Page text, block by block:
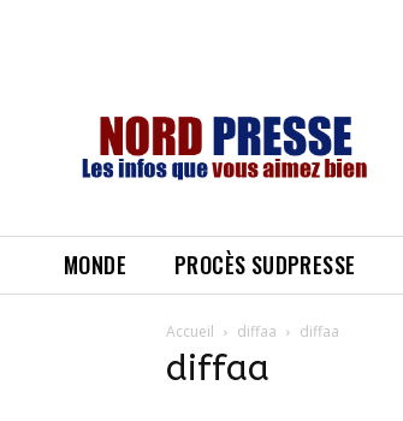
MONDE PROCÈS SUDPRESSE
Accueil diffaa diffaa
diffaa